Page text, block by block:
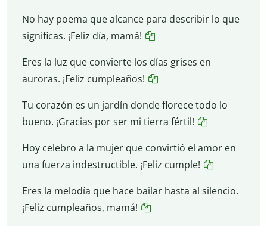
No hay poema que alcance para describir lo que
significas. ¡Feliz día, mamá!
Eres la luz que convierte los días grises en
auroras. ¡Feliz cumpleaños!
Tu corazón es un jardín donde florece todo lo
bueno. ¡Gracias por ser mi tierra fértil!
Hoy celebro a la mujer que convirtió el amor en
una fuerza indestructible. ¡Feliz cumple!
Eres la melodía que hace bailar hasta al silencio.
¡Feliz cumpleaños, mamá!